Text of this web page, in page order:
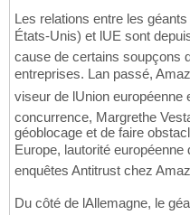
Les relations entre les
États-Unis) et lUE sont
cause de certains soupçons
entreprises. Lan passé,
viseur de lUnion
concurrence, Margrethe
géoblocage et de faire
Europe, lautorité
enquêtes Antitrust chez
Du côté de lAllemagne, le